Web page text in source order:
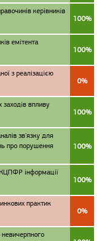
керівників
100%
емітента
100%
з реалізацією
0%
заходів впливу
100%
зв'язку для
про порушення
100%
інформації
100%
практик
0%